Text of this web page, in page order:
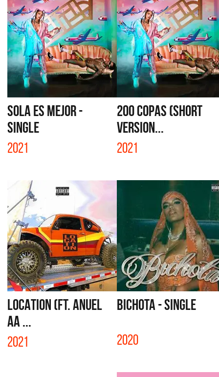
SOLA ES MEJOR -
SINGLE
2021
200 COPAS (SHORT
VERSION...
2021
LOCATION (FT. ANUEL
AA ...
2021
BICHOTA - SINGLE
2020